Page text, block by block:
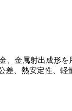
、金属射出成形
差、熱安定性、